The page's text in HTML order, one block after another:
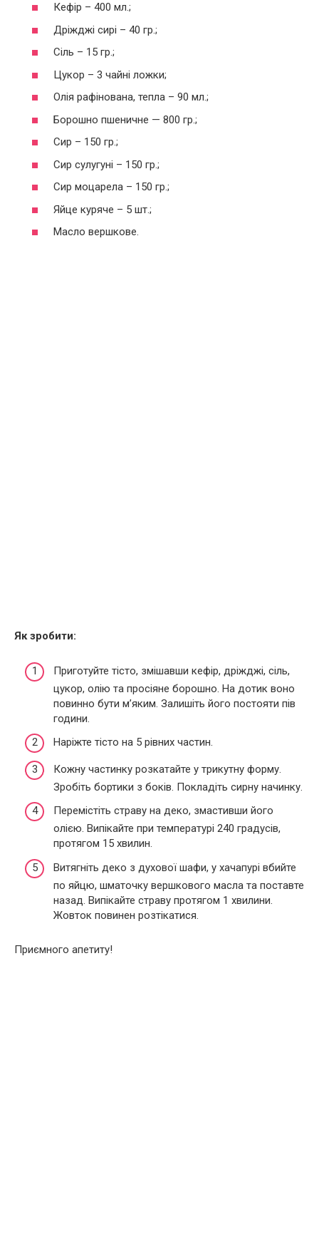
Кефір – 400 мл.;
Дріжджі сирі – 40 гр.;
Сіль – 15 гр.;
Цукор – 3 чайні ложки;
Олія рафінована, тепла – 90 мл.;
Борошно пшеничне — 800 гр.;
Сир – 150 гр.;
Сир сулугуні – 150 гр.;
Сир моцарела – 150 гр.;
Яйце куряче – 5 шт.;
Масло вершкове.
Як зробити:
Приготуйте тісто, змішавши кефір, дріжджі, сіль,
цукор, олію та просіяне борошно. На дотик воно
повинно бути м’яким. Залишіть його постояти пів
години.
Наріжте тісто на 5 рівних частин.
Кожну частинку розкатайте у трикутну форму.
Зробіть бортики з боків. Покладіть сирну начинку.
Перемістіть страву на деко, змастивши його
олією. Випікайте при температурі 240 градусів,
протягом 15 хвилин.
Витягніть деко з духової шафи, у хачапурі вбийте
по яйцю, шматочку вершкового масла та поставте
назад. Випікайте страву протягом 1 хвилини.
Жовток повинен розтікатися.
Приємного апетиту!